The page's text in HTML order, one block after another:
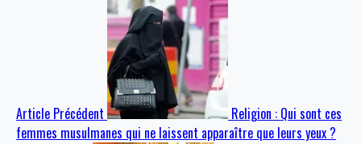
Article Précédent
Religion : Qui sont ces
femmes musulmanes qui ne laissent apparaître que leurs yeux ?